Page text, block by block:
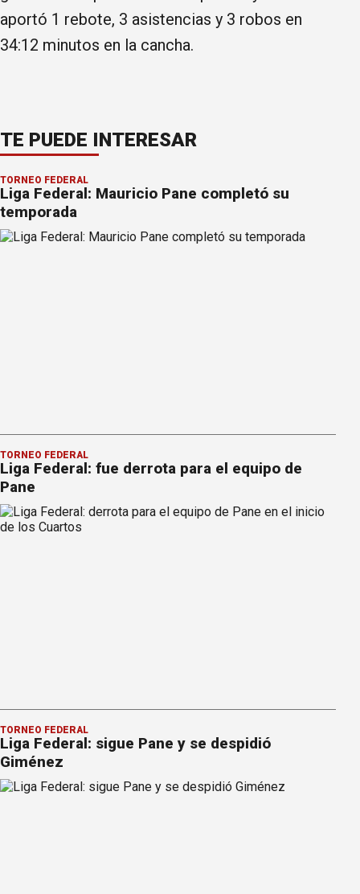
aportó 1 rebote, 3 asistencias y 3 robos en
34:12 minutos en la cancha.
TE PUEDE INTERESAR
TORNEO FEDERAL
Liga Federal: Mauricio Pane completó su
temporada
TORNEO FEDERAL
Liga Federal: fue derrota para el equipo de
Pane
TORNEO FEDERAL
Liga Federal: sigue Pane y se despidió
Giménez